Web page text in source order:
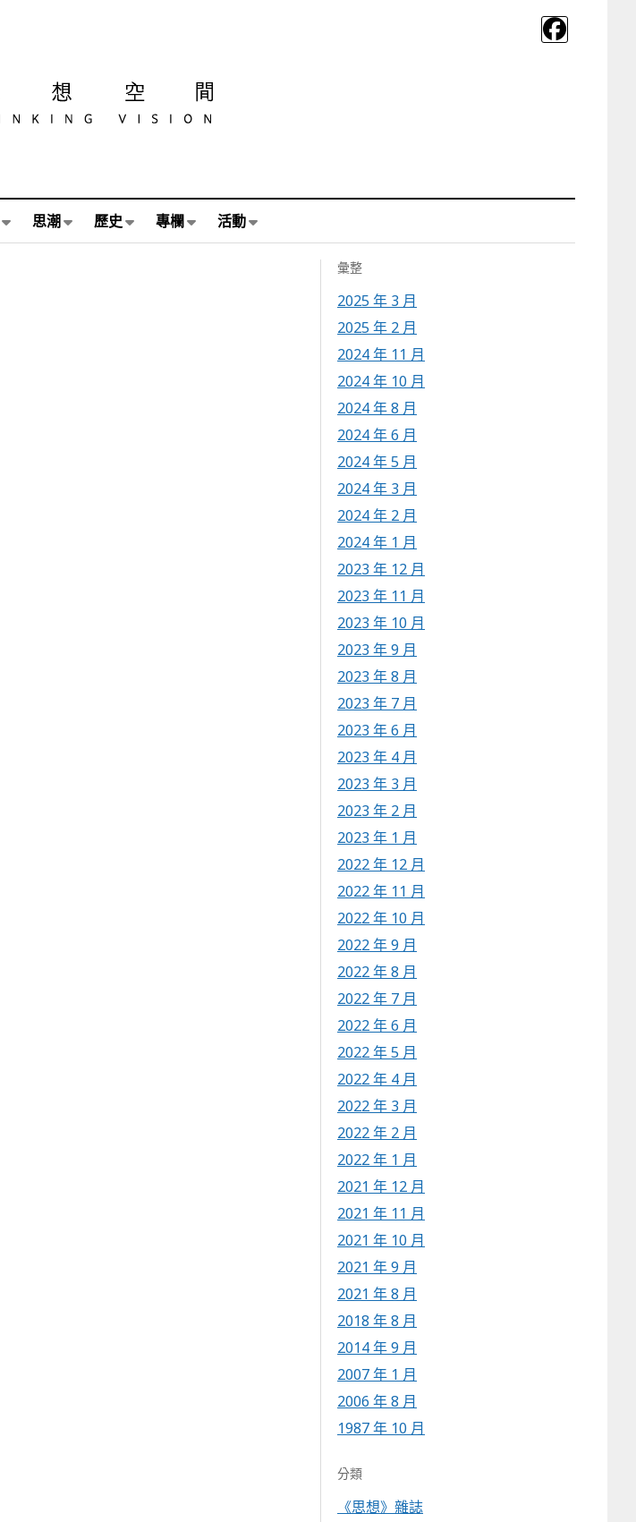
思潮 歷史 專欄 活動
彙整
2025 年 3 月
2025 年 2 月
2024 年 11 月
2024 年 10 月
2024 年 8 月
2024 年 6 月
2024 年 5 月
2024 年 3 月
2024 年 2 月
2024 年 1 月
2023 年 12 月
2023 年 11 月
2023 年 10 月
2023 年 9 月
2023 年 8 月
2023 年 7 月
2023 年 6 月
2023 年 4 月
2023 年 3 月
2023 年 2 月
2023 年 1 月
2022 年 12 月
2022 年 11 月
2022 年 10 月
2022 年 9 月
2022 年 8 月
2022 年 7 月
2022 年 6 月
2022 年 5 月
2022 年 4 月
2022 年 3 月
2022 年 2 月
2022 年 1 月
2021 年 12 月
2021 年 11 月
2021 年 10 月
2021 年 9 月
2021 年 8 月
2018 年 8 月
2014 年 9 月
2007 年 1 月
2006 年 8 月
1987 年 10 月
分類
《思想》雜誌